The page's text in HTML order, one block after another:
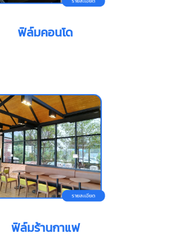
ฟิล์มคอนโด
ฟิล์มร้านกาแฟ